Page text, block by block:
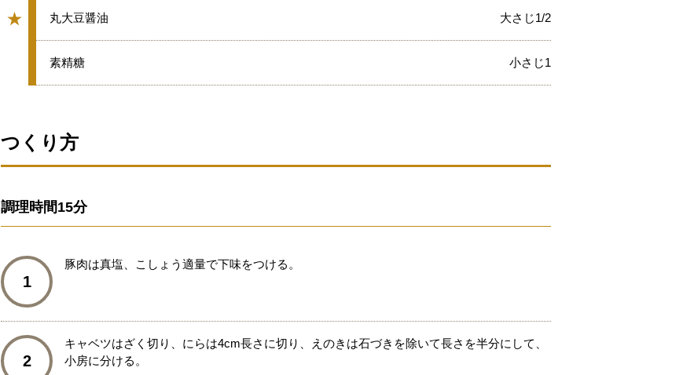
★
グループ
★
丸大豆醤油 大さじ1/2
★
素精糖 小さじ1
つくり方
調理時間15分
1
豚肉は真塩、こしょう適量で下味をつける。
2
キャベツはざく切り、にらは4cm長さに切り、えのきは石づきを除いて長さを半分にして、
小房に分ける。